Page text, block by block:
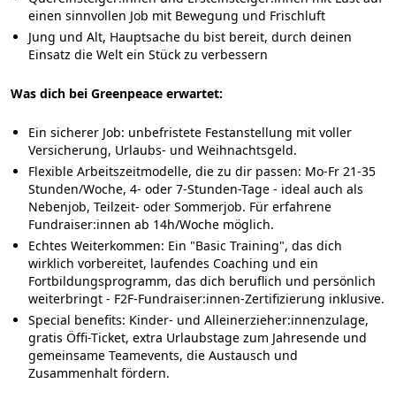
einen sinnvollen Job mit Bewegung und Frischluft
Jung und Alt, Hauptsache du bist bereit, durch deinen
Einsatz die Welt ein Stück zu verbessern
Was dich bei Greenpeace erwartet:
Ein sicherer Job: unbefristete Festanstellung mit voller
Versicherung, Urlaubs- und Weihnachtsgeld.
Flexible Arbeitszeitmodelle, die zu dir passen: Mo-Fr 21-35
Stunden/Woche, 4- oder 7-Stunden-Tage - ideal auch als
Nebenjob, Teilzeit- oder Sommerjob. Für erfahrene
Fundraiser:innen ab 14h/Woche möglich.
Echtes Weiterkommen: Ein "Basic Training", das dich
wirklich vorbereitet, laufendes Coaching und ein
Fortbildungsprogramm, das dich beruflich und persönlich
weiterbringt - F2F-Fundraiser:innen-Zertifizierung inklusive.
Special benefits: Kinder- und Alleinerzieher:innenzulage,
gratis Öffi-Ticket, extra Urlaubstage zum Jahresende und
gemeinsame Teamevents, die Austausch und
Zusammenhalt fördern.